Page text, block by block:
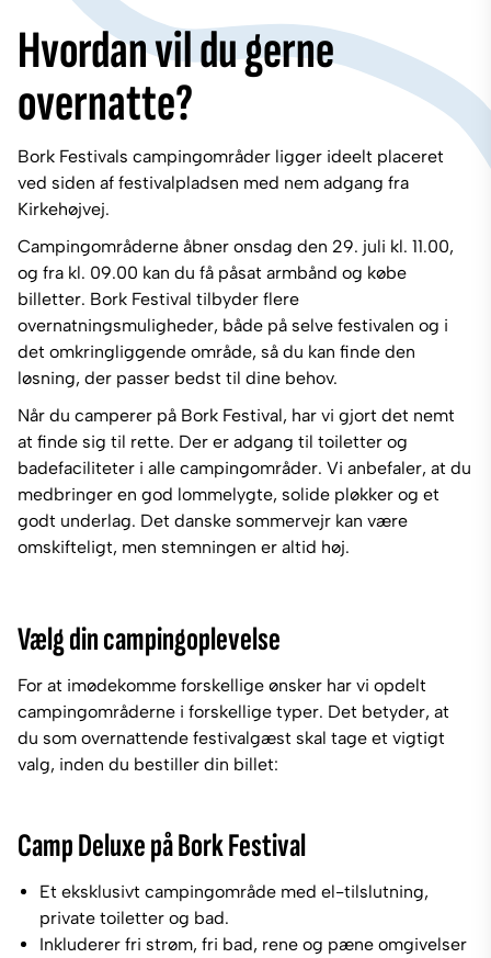
Hvordan vil du gerne
overnatte?
Bork Festivals campingområder ligger ideelt placeret
ved siden af festivalpladsen med nem adgang fra
Kirkehøjvej.
Campingområderne åbner onsdag den 29. juli kl. 11.00,
og fra kl. 09.00 kan du få påsat armbånd og købe
billetter. Bork Festival tilbyder flere
overnatningsmuligheder, både på selve festivalen og i
det omkringliggende område, så du kan finde den
løsning, der passer bedst til dine behov.
Når du camperer på Bork Festival, har vi gjort det nemt
at finde sig til rette. Der er adgang til toiletter og
badefaciliteter i alle campingområder. Vi anbefaler, at du
medbringer en god lommelygte, solide pløkker og et
godt underlag. Det danske sommervejr kan være
omskifteligt, men stemningen er altid høj.
Vælg din campingoplevelse
For at imødekomme forskellige ønsker har vi opdelt
campingområderne i forskellige typer. Det betyder, at
du som overnattende festivalgæst skal tage et vigtigt
valg, inden du bestiller din billet:
Camp Deluxe på Bork Festival
Et eksklusivt campingområde med el-tilslutning,
private toiletter og bad.
Inkluderer fri strøm, fri bad, rene og pæne omgivelser